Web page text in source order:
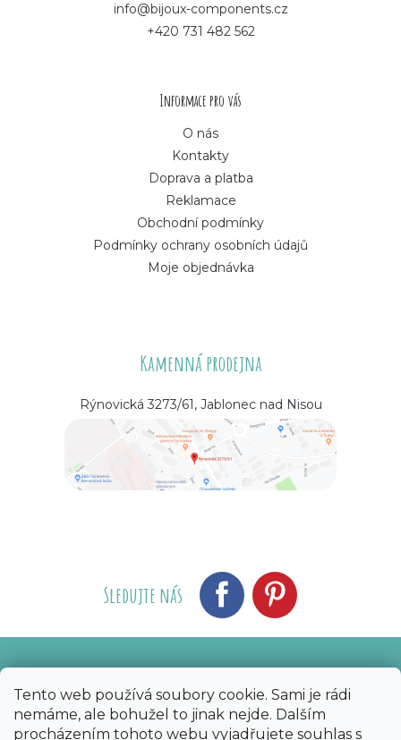
Tento web používá soubory cookie. Sami je rádi
nemáme, ale bohužel to jinak nejde. Dalším
procházením tohoto webu vyjadřujete souhlas s
info@bijoux-components.cz
+420 731 482 562
Informace pro vás
O nás
Kontakty
Doprava a platba
Reklamace
Obchodní podmínky
Podmínky ochrany osobních údajů
Moje objednávka
Kamenná prodejna
Rýnovická 3273/61, Jablonec nad Nisou
Sledujte nás
Copyright 2026 Bijoux Components - Svět